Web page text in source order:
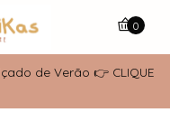
de Verão 👉 CLIQUE
0